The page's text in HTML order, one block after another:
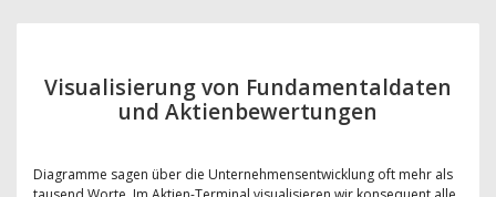
Visualisierung von Fundamentaldaten
und Aktienbewertungen
Diagramme sagen über die Unternehmensentwicklung oft mehr als